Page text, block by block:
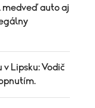
medveď auto aj
v Lipsku: Vodič